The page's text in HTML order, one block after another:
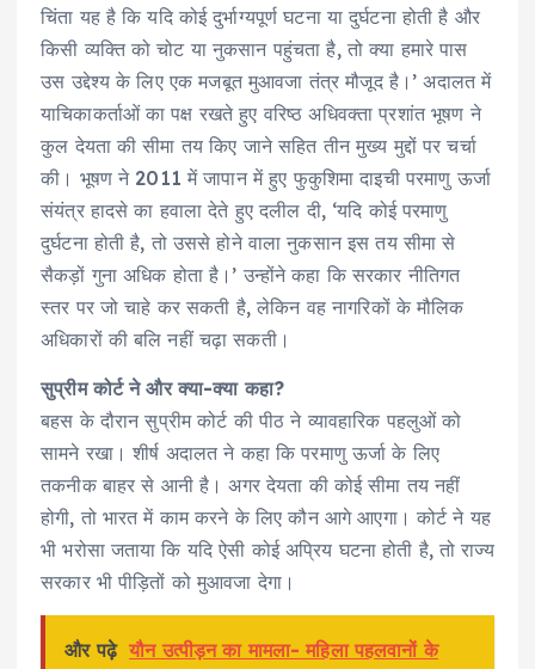
चिंता यह है कि यदि कोई दुर्भाग्यपूर्ण घटना या दुर्घटना होती है और
किसी व्यक्ति को चोट या नुकसान पहुंचता है, तो क्या हमारे पास
उस उद्देश्य के लिए एक मजबूत मुआवजा तंत्र मौजूद है।’ अदालत में
याचिकाकर्ताओं का पक्ष रखते हुए वरिष्ठ अधिवक्ता प्रशांत भूषण ने
कुल देयता की सीमा तय किए जाने सहित तीन मुख्य मुद्दों पर चर्चा
की। भूषण ने 2011 में जापान में हुए फुकुशिमा दाइची परमाणु ऊर्जा
संयंत्र हादसे का हवाला देते हुए दलील दी, ‘यदि कोई परमाणु
दुर्घटना होती है, तो उससे होने वाला नुकसान इस तय सीमा से
सैकड़ों गुना अधिक होता है।’ उन्होंने कहा कि सरकार नीतिगत
स्तर पर जो चाहे कर सकती है, लेकिन वह नागरिकों के मौलिक
अधिकारों की बलि नहीं चढ़ा सकती।
सुप्रीम कोर्ट ने और क्या-क्या कहा?
बहस के दौरान सुप्रीम कोर्ट की पीठ ने व्यावहारिक पहलुओं को
सामने रखा। शीर्ष अदालत ने कहा कि परमाणु ऊर्जा के लिए
तकनीक बाहर से आनी है। अगर देयता की कोई सीमा तय नहीं
होगी, तो भारत में काम करने के लिए कौन आगे आएगा। कोर्ट ने यह
भी भरोसा जताया कि यदि ऐसी कोई अप्रिय घटना होती है, तो राज्य
सरकार भी पीड़ितों को मुआवजा देगा।
और पढ़े यौन उत्पीड़न का मामला- महिला पहलवानों के